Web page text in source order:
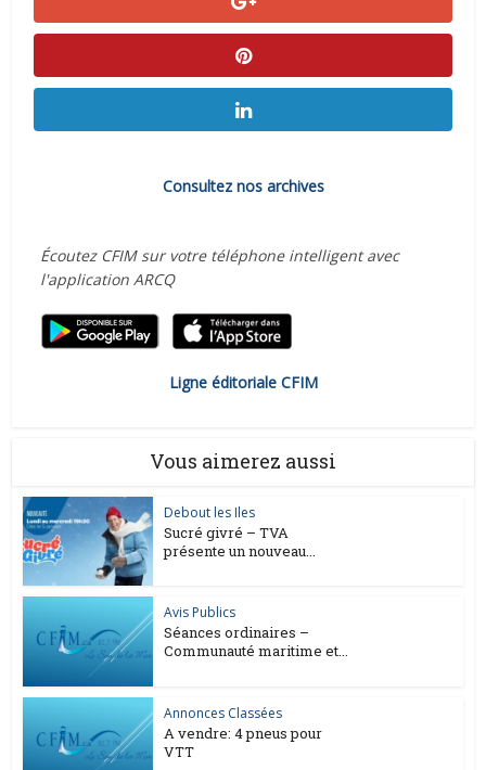
Consultez nos archives
Écoutez CFIM sur votre téléphone intelligent avec
l'application ARCQ
Ligne éditoriale CFIM
Vous aimerez aussi
Debout les Iles
Sucré givré – TVA
présente un nouveau...
Avis Publics
Séances ordinaires –
Communauté maritime et...
Annonces Classées
A vendre: 4 pneus pour
VTT